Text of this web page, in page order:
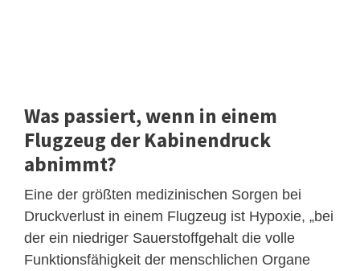
Was passiert, wenn in einem
Flugzeug der Kabinendruck
abnimmt?
Eine der größten medizinischen Sorgen bei
Druckverlust in einem Flugzeug ist Hypoxie, „bei
der ein niedriger Sauerstoffgehalt die volle
Funktionsfähigkeit der menschlichen Organe